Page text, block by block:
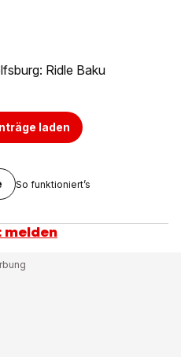
Ridle Baku
laden
So funktioniert’s
melden